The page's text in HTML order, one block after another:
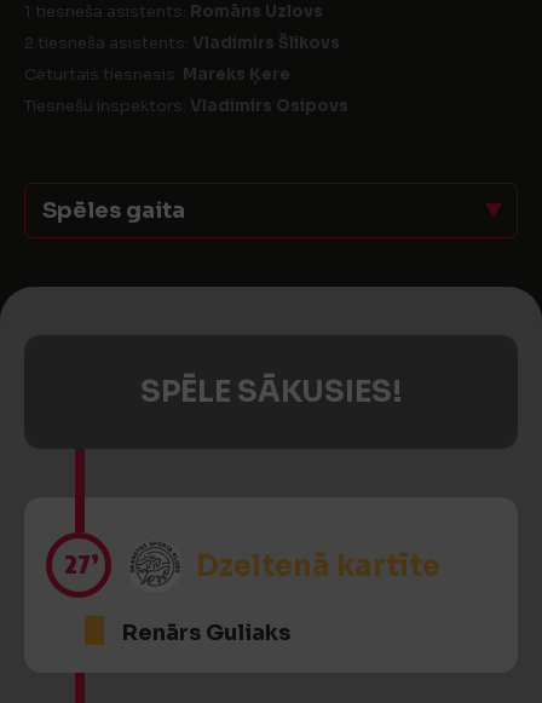
1 tiesneša asistents: Romāns Uzlovs
2 tiesneša asistents: Vladimirs Šlikovs
Ceturtais tiesnesis: Mareks Ķere
Tiesnešu inspektors: Vladimirs Osipovs
Spēles gaita
SPĒLE SĀKUSIES!
27’ Dzeltenā kartīte
Renārs Guliaks